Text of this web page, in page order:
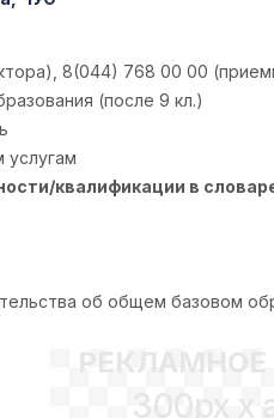
8(044) 768 00 00
(после 9 кл.)
услугам
квалификации в
об общем базовом
300px x